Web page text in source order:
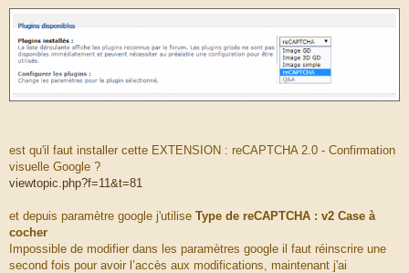
est qu'il faut installer cette EXTENSION : reCAPTCHA 2.0 - Confirmation
visuelle Google ?
viewtopic.php?f=11&t=81
et depuis paramètre google j'utilise Type de reCAPTCHA : v2 Case à
cocher
Impossible de modifier dans les paramètres google il faut réinscrire une
second fois pour avoir l’accès aux modifications, maintenant j'ai